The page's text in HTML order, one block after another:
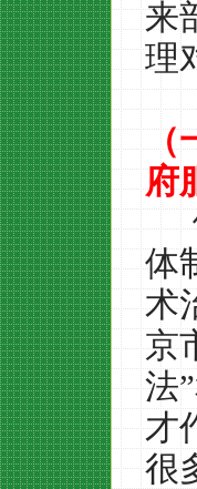
来
理
（
府
体
术
京
法
才
很